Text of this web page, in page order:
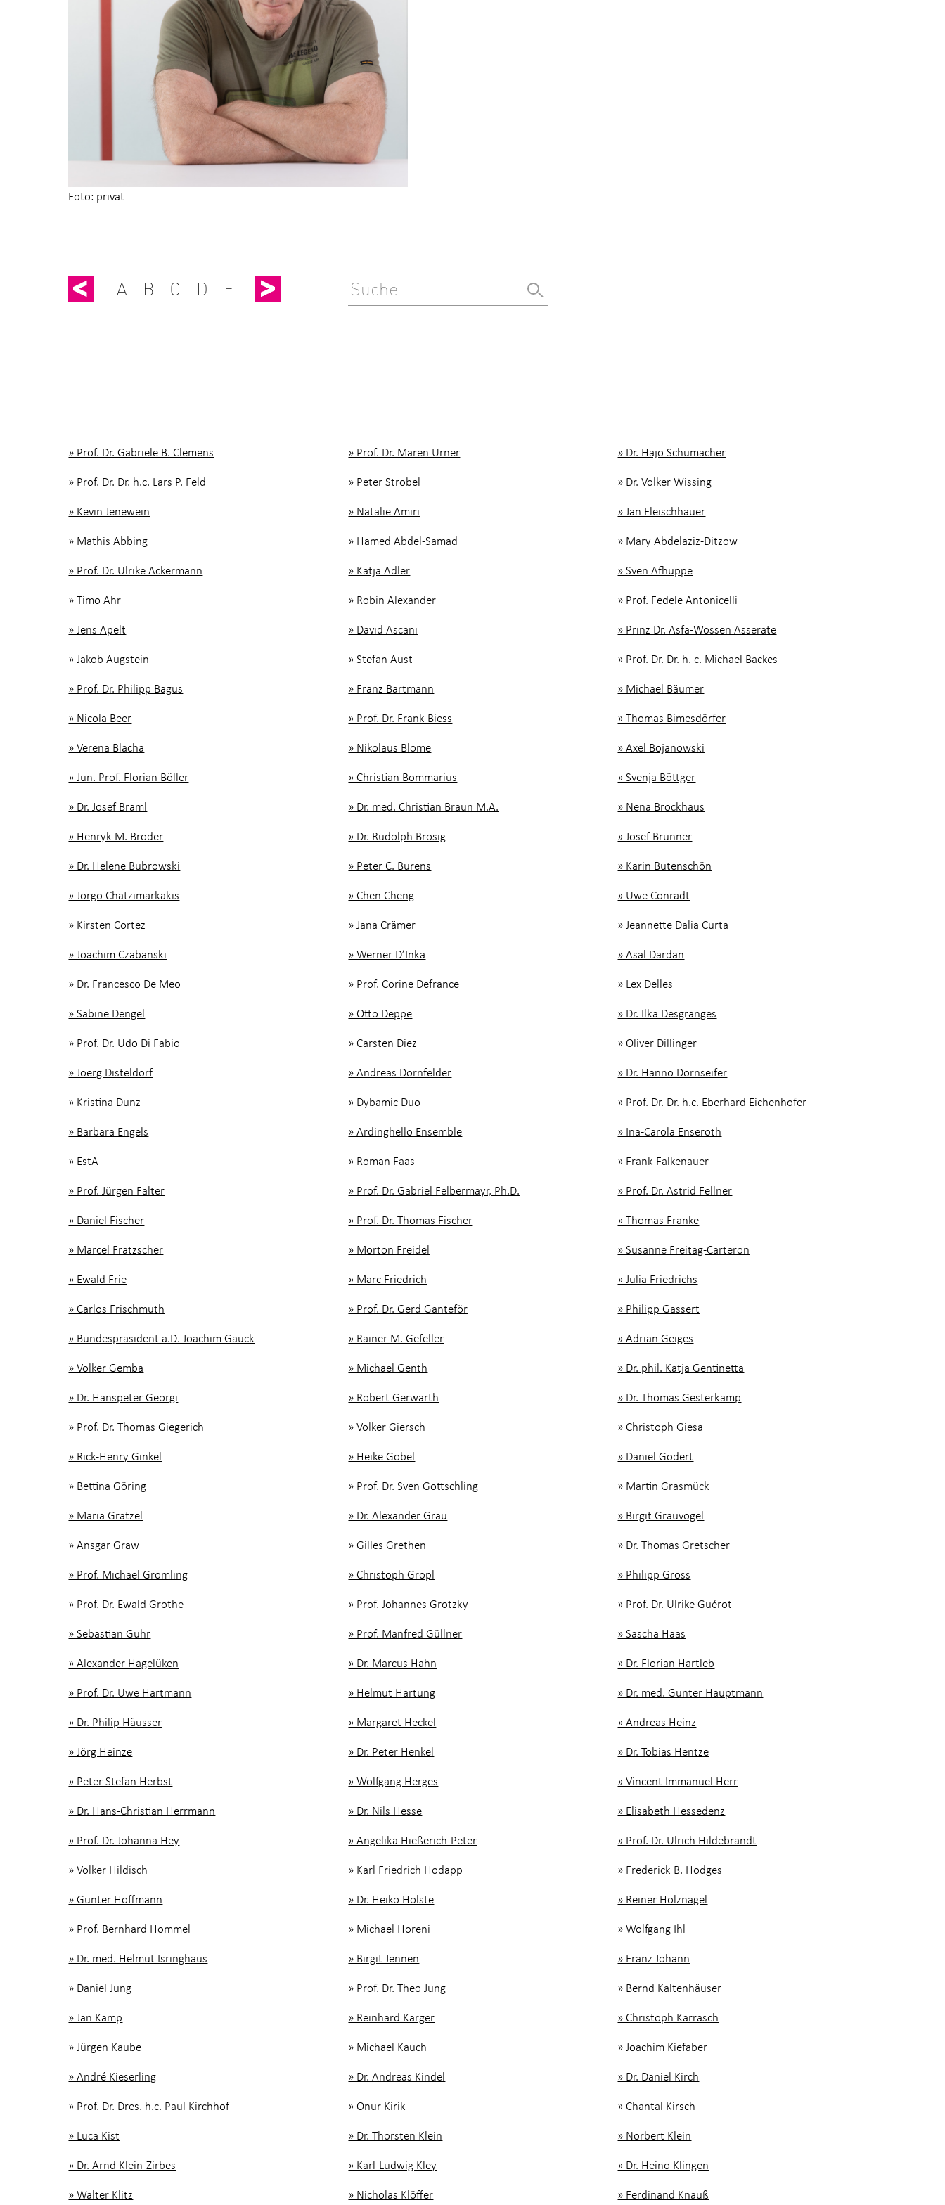
Foto: privat
A B C D E J K P
» Prof. Dr. Gabriele B. Clemens » Prof. Dr. Maren Urner
» Dr. Hajo Schumacher
» Prof. Dr. Dr. h.c. Lars P. Feld
» Peter Strobel
» Dr. Volker Wissing
» Kevin Jenewein
» Natalie Amiri
» Jan Fleischhauer
» Mathis Abbing
» Hamed Abdel-Samad
» Mary Abdelaziz-Ditzow
» Prof. Dr. Ulrike Ackermann
» Katja Adler
» Sven Afhüppe
» Timo Ahr
» Robin Alexander
» Prof. Fedele Antonicelli
» Jens Apelt
» David Ascani
» Prinz Dr. Asfa-Wossen Asserate
» Jakob Augstein
» Stefan Aust
» Prof. Dr. Dr. h. c. Michael Backes
» Prof. Dr. Philipp Bagus
» Franz Bartmann
» Michael Bäumer
» Nicola Beer
» Prof. Dr. Frank Biess
» Thomas Bimesdörfer
» Verena Blacha
» Nikolaus Blome
» Axel Bojanowski
» Jun.-Prof. Florian Böller
» Christian Bommarius
» Svenja Böttger
» Dr. Josef Braml
» Dr. med. Christian Braun M.A.
» Nena Brockhaus
» Henryk M. Broder
» Dr. Rudolph Brosig
» Josef Brunner
» Dr. Helene Bubrowski
» Peter C. Burens
» Karin Butenschön
» Jorgo Chatzimarkakis
» Chen Cheng
» Uwe Conradt
» Kirsten Cortez
» Jana Crämer
» Jeannette Dalia Curta
» Joachim Czabanski
» Werner D’Inka
» Asal Dardan
» Dr. Francesco De Meo
» Prof. Corine Defrance
» Lex Delles
» Sabine Dengel
» Otto Deppe
» Dr. Ilka Desgranges
» Prof. Dr. Udo Di Fabio
» Carsten Diez
» Oliver Dillinger
» Joerg Disteldorf
» Andreas Dörnfelder
» Dr. Hanno Dornseifer
» Kristina Dunz
» Dybamic Duo
» Prof. Dr. Dr. h.c. Eberhard Eichenhofer
» Barbara Engels
» Ardinghello Ensemble
» Ina-Carola Enseroth
» EstA
» Roman Faas
» Frank Falkenauer
» Prof. Jürgen Falter
» Prof. Dr. Gabriel Felbermayr, Ph.D.
» Prof. Dr. Astrid Fellner
» Daniel Fischer
» Prof. Dr. Thomas Fischer
» Thomas Franke
» Marcel Fratzscher
» Morton Freidel
» Susanne Freitag-Carteron
» Ewald Frie
» Marc Friedrich
» Julia Friedrichs
» Carlos Frischmuth
» Prof. Dr. Gerd Ganteför
» Philipp Gassert
» Bundespräsident a.D. Joachim Gauck
» Rainer M. Gefeller
» Adrian Geiges
» Volker Gemba
» Michael Genth
» Dr. phil. Katja Gentinetta
» Dr. Hanspeter Georgi
» Robert Gerwarth
» Dr. Thomas Gesterkamp
» Prof. Dr. Thomas Giegerich
» Volker Giersch
» Christoph Giesa
» Rick-Henry Ginkel
» Heike Göbel
» Daniel Gödert
» Bettina Göring
» Prof. Dr. Sven Gottschling
» Martin Grasmück
» Maria Grätzel
» Dr. Alexander Grau
» Birgit Grauvogel
» Ansgar Graw
» Gilles Grethen
» Dr. Thomas Gretscher
» Prof. Michael Grömling
» Christoph Gröpl
» Philipp Gross
» Prof. Dr. Ewald Grothe
» Prof. Johannes Grotzky
» Prof. Dr. Ulrike Guérot
» Sebastian Guhr
» Prof. Manfred Güllner
» Sascha Haas
» Alexander Hagelüken
» Dr. Marcus Hahn
» Dr. Florian Hartleb
» Prof. Dr. Uwe Hartmann
» Helmut Hartung
» Dr. med. Gunter Hauptmann
» Dr. Philip Häusser
» Margaret Heckel
» Andreas Heinz
» Jörg Heinze
» Dr. Peter Henkel
» Dr. Tobias Hentze
» Peter Stefan Herbst
» Wolfgang Herges
» Vincent-Immanuel Herr
» Dr. Hans-Christian Herrmann
» Dr. Nils Hesse
» Elisabeth Hessedenz
» Prof. Dr. Johanna Hey
» Angelika Hießerich-Peter
» Prof. Dr. Ulrich Hildebrandt
» Volker Hildisch
» Karl Friedrich Hodapp
» Frederick B. Hodges
» Günter Hoffmann
» Dr. Heiko Holste
» Reiner Holznagel
» Prof. Bernhard Hommel
» Michael Horeni
» Wolfgang Ihl
» Dr. med. Helmut Isringhaus
» Birgit Jennen
» Franz Johann
» Daniel Jung
» Prof. Dr. Theo Jung
» Bernd Kaltenhäuser
» Jan Kamp
» Reinhard Karger
» Christoph Karrasch
» Jürgen Kaube
» Michael Kauch
» Joachim Kiefaber
» André Kieserling
» Dr. Andreas Kindel
» Dr. Daniel Kirch
» Prof. Dr. Dres. h.c. Paul Kirchhof
» Onur Kirik
» Chantal Kirsch
» Luca Kist
» Dr. Thorsten Klein
» Norbert Klein
» Dr. Arnd Klein-Zirbes
» Karl-Ludwig Kley
» Dr. Heino Klingen
» Walter Klitz
» Nicholas Klöffer » Ferdinand Knauß